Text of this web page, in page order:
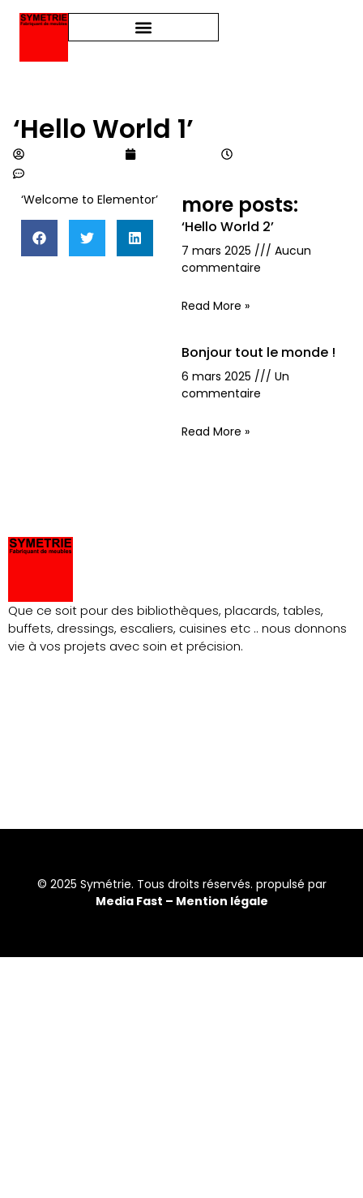
‘Hello World 1’
‘Welcome to Elementor’ more posts:
‘Hello World 2’
7 mars 2025
Aucun
commentaire
Read More »
Bonjour tout le monde !
6 mars 2025
Un
commentaire
Read More »
Que ce soit pour des bibliothèques, placards, tables,
buffets, dressings, escaliers, cuisines etc .. nous donnons
vie à vos projets avec soin et précision.
© 2025 Symétrie. Tous droits réservés. propulsé par
Media Fast – Mention légale